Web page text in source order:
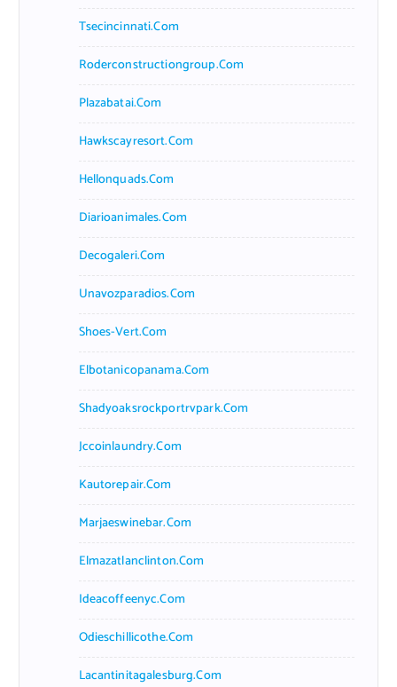
Tsecincinnati.com
Roderconstructiongroup.com
Plazabatai.com
Hawkscayresort.com
Hellonquads.com
Diarioanimales.com
Decogaleri.com
Unavozparadios.com
Shoes-Vert.com
Elbotanicopanama.com
Shadyoaksrockportrvpark.com
Jccoinlaundry.com
Kautorepair.com
Marjaeswinebar.com
Elmazatlanclinton.com
Ideacoffeenyc.com
Odieschillicothe.com
Lacantinitagalesburg.com